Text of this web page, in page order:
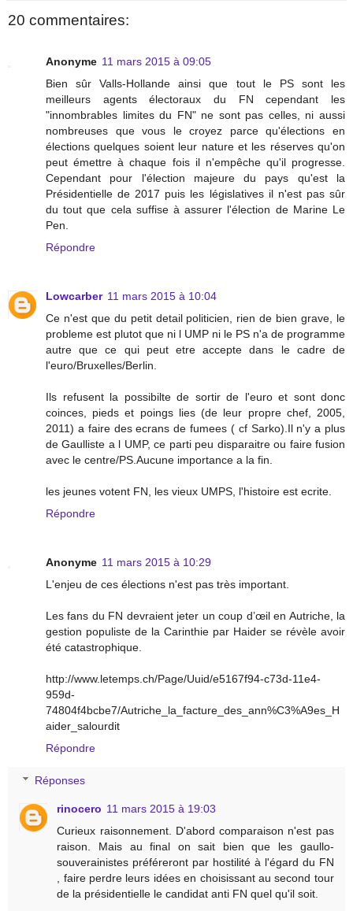
20 commentaires:
Anonyme 11 mars 2015 à 09:05
Bien sûr Valls-Hollande ainsi que tout le PS sont les
meilleurs agents électoraux du FN cependant les
"innombrables limites du FN" ne sont pas celles, ni aussi
nombreuses que vous le croyez parce qu'élections en
élections quelques soient leur nature et les réserves qu'on
peut émettre à chaque fois il n'empêche qu'il progresse.
Cependant pour l'élection majeure du pays qu'est la
Présidentielle de 2017 puis les législatives il n'est pas sûr
du tout que cela suffise à assurer l'élection de Marine Le
Pen.
Répondre
Lowcarber 11 mars 2015 à 10:04
Ce n'est que du petit detail politicien, rien de bien grave, le
probleme est plutot que ni l UMP ni le PS n'a de programme
autre que ce qui peut etre accepte dans le cadre de
l'euro/Bruxelles/Berlin.
Ils refusent la possibilte de sortir de l'euro et sont donc
coinces, pieds et poings lies (de leur propre chef, 2005,
2011) a faire des ecrans de fumees ( cf Sarko).Il n'y a plus
de Gaulliste a l UMP, ce parti peu disparaitre ou faire fusion
avec le centre/PS.Aucune importance a la fin.
les jeunes votent FN, les vieux UMPS, l'histoire est ecrite.
Répondre
Anonyme 11 mars 2015 à 10:29
L'enjeu de ces élections n'est pas très important.
Les fans du FN devraient jeter un coup d’œil en Autriche, la
gestion populiste de la Carinthie par Haider se révèle avoir
été catastrophique.
http://www.letemps.ch/Page/Uuid/e5167f94-c73d-11e4-
959d-
74804f4bcbe7/Autriche_la_facture_des_ann%C3%A9es_H
aider_salourdit
Répondre
Réponses
rinocero 11 mars 2015 à 19:03
Curieux raisonnement. D'abord comparaison n'est pas
raison. Mais au final on sait bien que les gaullo-
souverainistes préféreront par hostilité à l'égard du FN
, faire perdre leurs idées en choisissant au second tour
de la présidentielle le candidat anti FN quel qu'il soit.